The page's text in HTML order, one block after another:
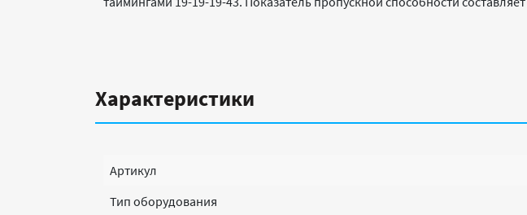
Характеристики
Артикул
Тип оборудования